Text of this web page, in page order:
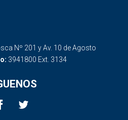
Nº 201 y Av. 10 de Agosto
3941800 Ext. 3134